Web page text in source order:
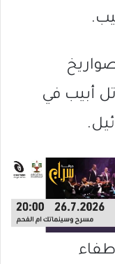
أبيب في